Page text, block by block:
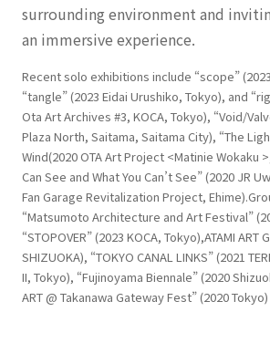
surrounding environment and
an immersive experience.
Recent solo exhibitions include “scope”
“tangle” (2023 Eidai Urushiko, Tokyo), and
Ota Art Archives #3, KOCA, Tokyo), “Void/
Plaza North, Saitama, Saitama City), “The
Wind(2020 OTA Art Project <Matinie Wokaku
Can See and What You Can’t See” (2020 JR
Fan Garage Revitalization Project,
“Matsumoto Architecture and Art Festival”
“STOPOVER” (2023 KOCA, Tokyo),ATAMI ART
SHIZUOKA), “TOKYO CANAL LINKS” (2021
II, Tokyo), “Fujinoyama Biennale” (2020
ART @ Takanawa Gateway Fest” (2020